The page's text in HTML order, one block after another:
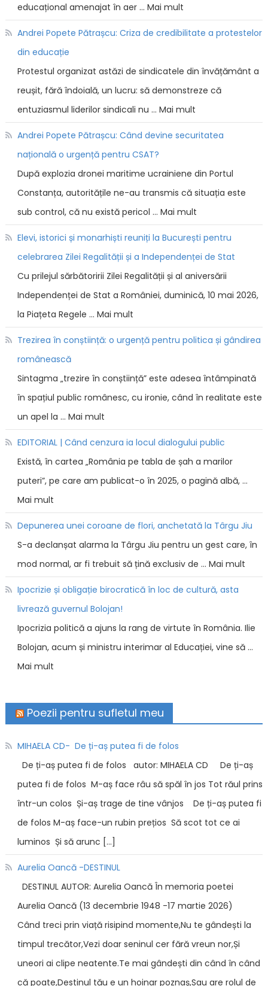
educațional amenajat în aer … Mai mult
Andrei Popete Pătrașcu: Criza de credibilitate a protestelor
din educație
Protestul organizat astăzi de sindicatele din învățământ a
reușit, fără îndoială, un lucru: să demonstreze că
entuziasmul liderilor sindicali nu … Mai mult
Andrei Popete Pătrașcu: Când devine securitatea
națională o urgență pentru CSAT?
După explozia dronei maritime ucrainiene din Portul
Constanța, autoritățile ne-au transmis că situația este
sub control, că nu există pericol … Mai mult
Elevi, istorici și monarhiști reuniți la București pentru
celebrarea Zilei Regalității și a Independenței de Stat
Cu prilejul sărbătoririi Zilei Regalității și al aniversării
Independenței de Stat a României, duminică, 10 mai 2026,
la Piațeta Regele … Mai mult
Trezirea în conștiință: o urgență pentru politica și gândirea
românească
Sintagma „trezire în conștiință” este adesea întâmpinată
în spațiul public românesc, cu ironie, când în realitate este
un apel la … Mai mult
EDITORIAL | Când cenzura ia locul dialogului public
Există, în cartea „România pe tabla de șah a marilor
puteri”, pe care am publicat-o în 2025, o pagină albă, …
Mai mult
Depunerea unei coroane de flori, anchetată la Târgu Jiu
S-a declanșat alarma la Târgu Jiu pentru un gest care, în
mod normal, ar fi trebuit să țină exclusiv de … Mai mult
Ipocrizie și obligație birocratică în loc de cultură, asta
livrează guvernul Bolojan!
Ipocrizia politică a ajuns la rang de virtute în România. Ilie
Bolojan, acum și ministru interimar al Educației, vine să …
Mai mult
Poezii pentru sufletul meu
MIHAELA CD- De ți-aș putea fi de folos
De ți-aș putea fi de folos autor: MIHAELA CD De ți-aș
putea fi de folos M-aș face râu să spăl în jos Tot răul prins
într-un colos Și-aș trage de tine vânjos De ți-aș putea fi
de folos M-aș face-un rubin prețios Să scot tot ce ai
luminos Și să arunc […]
Aurelia Oancă -DESTINUL
DESTINUL AUTOR: Aurelia Oancă În memoria poetei
Aurelia Oancă (13 decembrie 1948 -17 martie 2026)
Când treci prin viață risipind momente,Nu te gândești la
timpul trecător,Vezi doar seninul cer fără vreun nor,Și
uneori ai clipe neatente.Te mai gândești din când în când
că poate,Destinul tău e un hoinar poznaș,Sau are rolul de